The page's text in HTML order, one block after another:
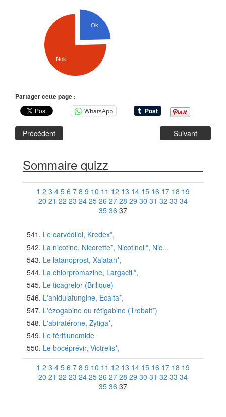
Ok
Nok
Partager cette page :
WhatsApp
Précédent Suivant
Sommaire quizz
1 2 3 4 5 6 7 8 9 10 11 12 13 14 15 16 17 18 19
20 21 22 23 24 25 26 27 28 29 30 31 32 33 34
35 36 37
Le carvédilol, Kredex*,
La nicotine, Nicorette*, Nicotinell*, Nic...
Le latanoprost, Xalatan*,
La chlorpromazine, Largactil*,
Le ticagrelor (Brilique)
L'anidulafungine, Ecalta*,
L'ézogabine ou rétigabine (Trobalt*)
L'abiratérone, Zytiga*,
Le tériflunomide
Le bocéprévir, Victrelis*,
1 2 3 4 5 6 7 8 9 10 11 12 13 14 15 16 17 18 19
20 21 22 23 24 25 26 27 28 29 30 31 32 33 34
35 36 37